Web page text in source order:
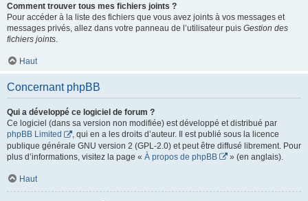
Comment trouver tous mes fichiers joints ?
Pour accéder à la liste des fichiers que vous avez joints à vos messages et
messages privés, allez dans votre panneau de l’utilisateur puis Gestion des
fichiers joints.
Haut
Concernant phpBB
Qui a développé ce logiciel de forum ?
Ce logiciel (dans sa version non modifiée) est développé et distribué par
phpBB Limited
, qui en a les droits d’auteur. Il est publié sous la licence
publique générale GNU version 2 (GPL-2.0) et peut être diffusé librement. Pour
plus d’informations, visitez la page « À propos de phpBB » (en anglais).
Haut